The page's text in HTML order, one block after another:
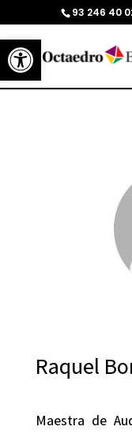
Abrir barra de
93 246 40
Raquel
Maestra de